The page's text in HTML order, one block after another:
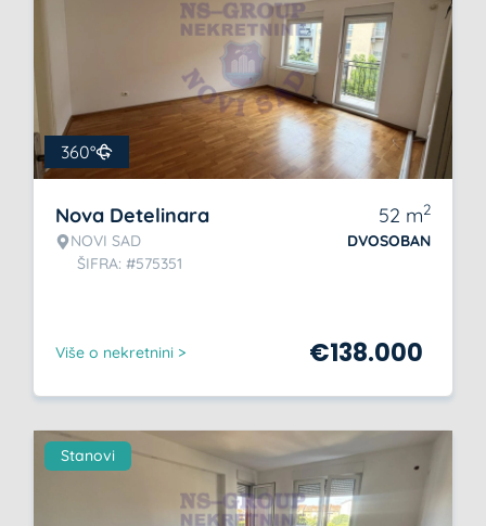
360°
Nova Detelinara
NOVI SAD
ŠIFRA: #575351
52 m2
DVOSOBAN
Više o nekretnini > €138.000
Stanovi